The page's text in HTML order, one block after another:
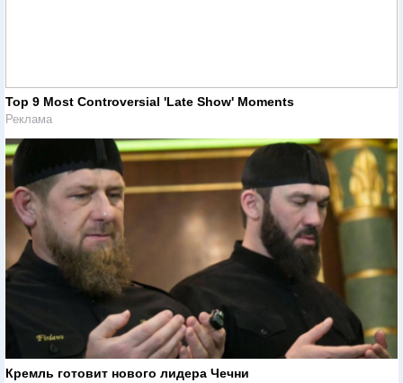
Top 9 Most Controversial 'Late Show' Moments
Реклама
Кремль готовит нового лидера Чечни